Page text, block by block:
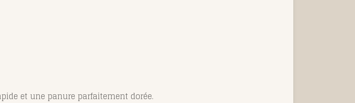
et une panure parfaitement dorée.